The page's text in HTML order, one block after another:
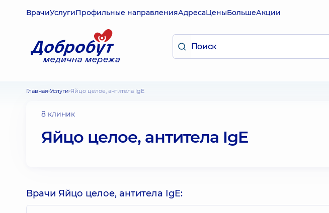
ВрачиУслугиПрофильные направленияАдресаЦеныБольшеАкции
Главная Услуги Яйцо целое, антитела IgE
8 клиник
Яйцо целое, антитела IgE
Врачи Яйцо целое, антитела IgE: